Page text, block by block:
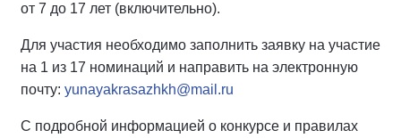
от 7 до 17 лет (включительно).
Для участия необходимо заполнить заявку на участие
на 1 из 17 номинаций и направить на электронную
почту: yunayakrasazhkh@mail.ru
С подробной информацией о конкурсе и правилах